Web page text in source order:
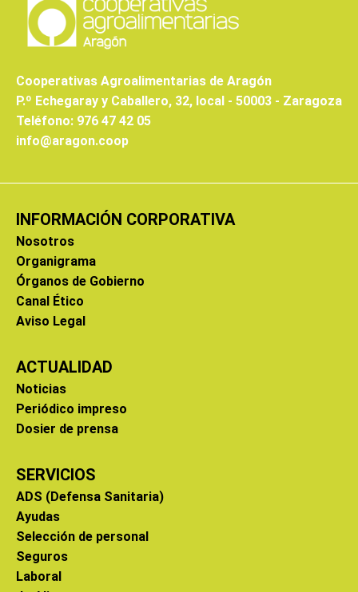
Cooperativas Agroalimentarias de Aragón
P.º Echegaray y Caballero, 32, local - 50003 - Zaragoza
Teléfono: 976 47 42 05
info@aragon.coop
INFORMACIÓN CORPORATIVA
Nosotros
Organigrama
Órganos de Gobierno
Canal Ético
Aviso Legal
ACTUALIDAD
Noticias
Periódico impreso
Dosier de prensa
SERVICIOS
ADS (Defensa Sanitaria)
Ayudas
Selección de personal
Seguros
Laboral